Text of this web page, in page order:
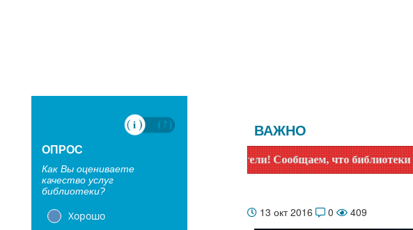
ОПРОС
Как Вы оцениваете
качество услуг
библиотеки?
Хорошо
ВАЖНО
Уважаемые читатели! Сообщаем, что библиотеки с 1
13 окт 2016 0
409